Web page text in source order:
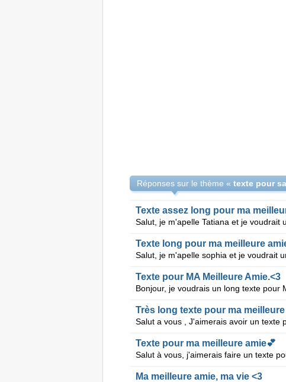
Réponses sur le thème «
Texte assez long pour ma
Texte long pour ma meilleure
Texte pour MA Meilleure Amie.<3
Très long texte pour ma meilleure
Texte pour ma meilleure amie💕
Ma meilleure amie, ma vie <3